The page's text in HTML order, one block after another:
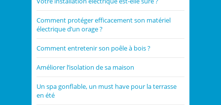
Comment protéger efficacement son matériel
électrique d’un orage ?
Comment entretenir son poêle à bois ?
Améliorer l’isolation de sa maison
Un spa gonflable, un must have pour la terrasse
en été